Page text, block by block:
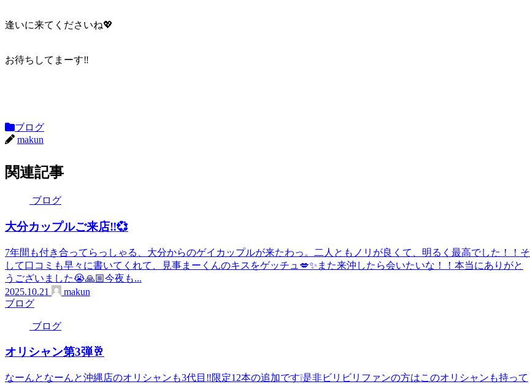
逢いに来てくださいね💖
お待ちしてまーす‼︎
ブログ
makun
関連記事
ブログ
大分カップルご来店‼️💞
7年間も付き合ってらっしゃる、大分からのゲイカップルが来たわっ。二人ともノリが良くて、明るく最高でした！！そ
して口コミも早々に書いてくれて、見事まーくんのキスをゲッチュ💋✨また来沖したら会いたいな！！本当にありがと
うございました😭🙏🏼今夜も...
2025.10.21
makun
ブログ
ブログ
オリシャン第3弾🥂
なーんとなーんと沖縄店のオリシャンも3代目‼️限定12本の追加です❕是非ビリビリファンの方はこのオリシャンも持って